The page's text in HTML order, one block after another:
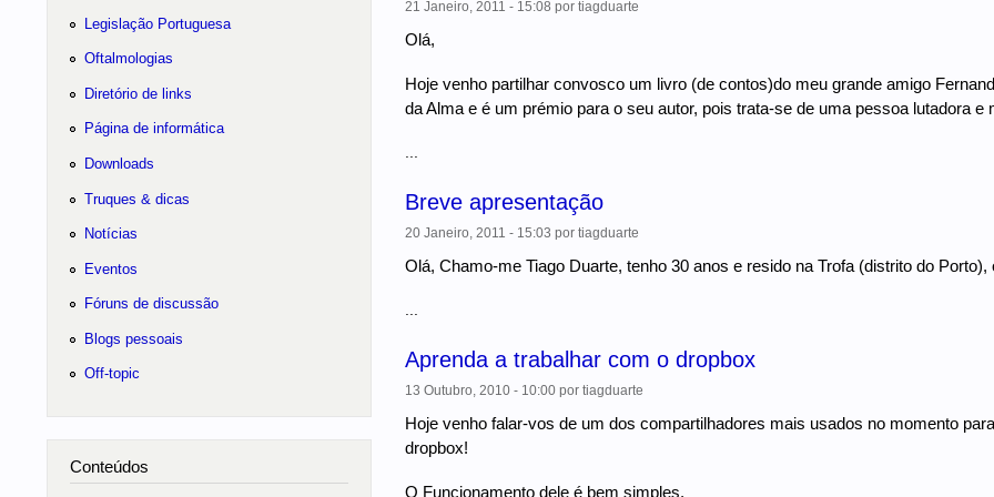
21 Janeiro, 2011 - 15:08 por tiagduarte
Olá,
Hoje venho partilhar convosco um livro (de contos)do meu grande amigo
da Alma e é um prémio para o seu autor, pois trata-se de uma pessoa lutadora
Breve apresentação
20 Janeiro, 2011 - 15:03 por tiagduarte
Olá, Chamo-me Tiago Duarte, tenho 30 anos e resido na Trofa (distrito do
Aprenda a trabalhar com o dropbox
13 Outubro, 2010 - 10:00por tiagduarte
Hoje venho falar-vos de um dos compartilhadores mais usados no momento
dropbox!
O Funcionamento dele é bem simples.
Legislação Portuguesa
Oftalmologias
Diretório de links
Página de informática
Downloads
Truques & dicas
Notícias
Eventos
Fóruns de discussão
Blogs pessoais
Off-topic
Conteúdos